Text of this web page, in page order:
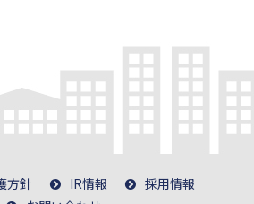
方針 IR情報
採用情報